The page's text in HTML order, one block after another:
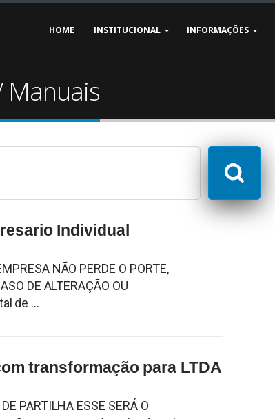
HOME INSTITUCIONAL INFORMAÇÕES
Manuais
Individual
NÃO PERDE O PORTE,
DE ALTERAÇÃO OU
de ...
transformação para LTDA
PARTILHA ESSE SERÁ O